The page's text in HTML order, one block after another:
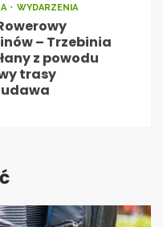
WYDARZENIA
– Trzebinia
z powodu
trasy